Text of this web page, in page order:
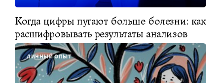
Когда цифры пугают больше болезни: как
расшифровывать результаты анализов
ЛИЧНЫЙ ОПЫТ